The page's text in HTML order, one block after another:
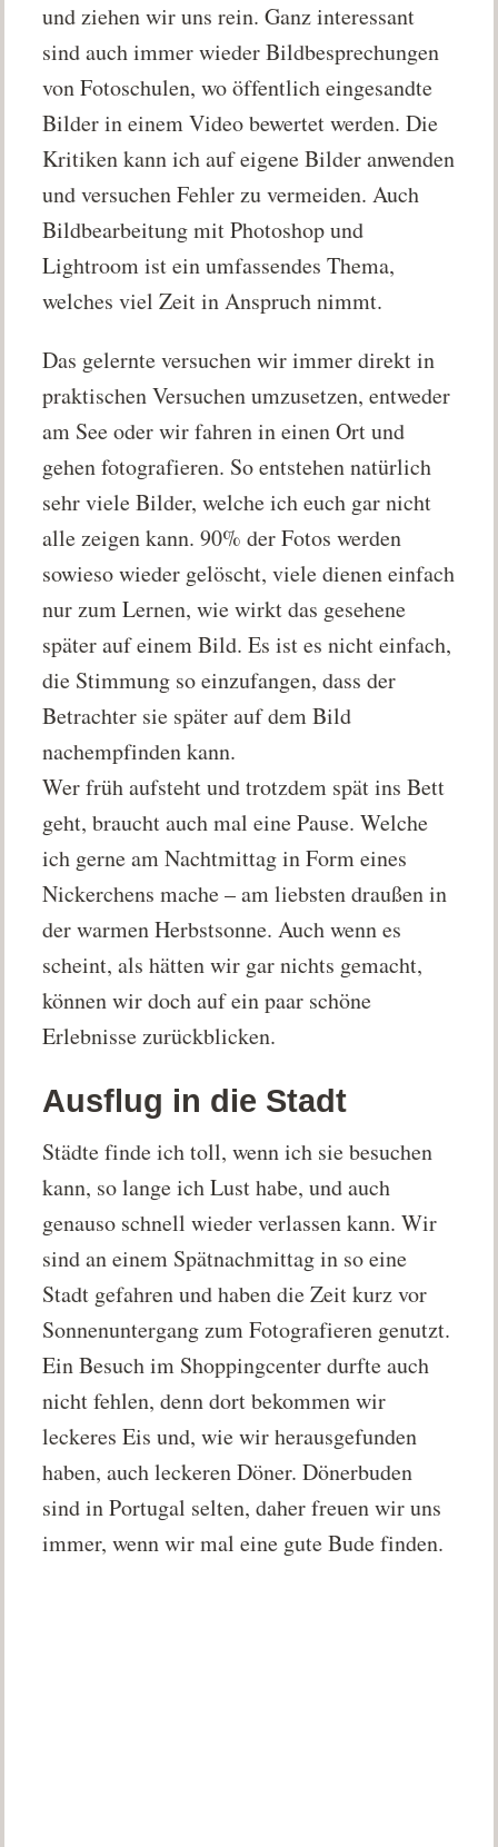
und ziehen wir uns rein. Ganz interessant
sind auch immer wieder Bildbesprechungen
von Fotoschulen, wo öffentlich eingesandte
Bilder in einem Video bewertet werden. Die
Kritiken kann ich auf eigene Bilder anwenden
und versuchen Fehler zu vermeiden. Auch
Bildbearbeitung mit Photoshop und
Lightroom ist ein umfassendes Thema,
welches viel Zeit in Anspruch nimmt.
Das gelernte versuchen wir immer direkt in
praktischen Versuchen umzusetzen, entweder
am See oder wir fahren in einen Ort und
gehen fotografieren. So entstehen natürlich
sehr viele Bilder, welche ich euch gar nicht
alle zeigen kann. 90% der Fotos werden
sowieso wieder gelöscht, viele dienen einfach
nur zum Lernen, wie wirkt das gesehene
später auf einem Bild. Es ist es nicht einfach,
die Stimmung so einzufangen, dass der
Betrachter sie später auf dem Bild
nachempfinden kann.
Wer früh aufsteht und trotzdem spät ins Bett
geht, braucht auch mal eine Pause. Welche
ich gerne am Nachtmittag in Form eines
Nickerchens mache – am liebsten draußen in
der warmen Herbstsonne. Auch wenn es
scheint, als hätten wir gar nichts gemacht,
können wir doch auf ein paar schöne
Erlebnisse zurückblicken.
Ausflug in die Stadt
Städte finde ich toll, wenn ich sie besuchen
kann, so lange ich Lust habe, und auch
genauso schnell wieder verlassen kann. Wir
sind an einem Spätnachmittag in so eine
Stadt gefahren und haben die Zeit kurz vor
Sonnenuntergang zum Fotografieren genutzt.
Ein Besuch im Shoppingcenter durfte auch
nicht fehlen, denn dort bekommen wir
leckeres Eis und, wie wir herausgefunden
haben, auch leckeren Döner. Dönerbuden
sind in Portugal selten, daher freuen wir uns
immer, wenn wir mal eine gute Bude finden.